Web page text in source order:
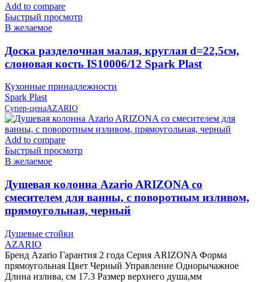
Add to compare
Быстрый просмотр
В желаемое
Доска разделочная малая, круглая d=22,5см,
слоновая кость IS10006/12 Spark Plast
Кухонные принадлежности
Spark Plast
Супер-ценаAZARIO
Add to compare
Быстрый просмотр
В желаемое
Душевая колонна Azario ARIZONA со
смесителем для ванны, с поворотным изливом,
прямоугольная, черный
Душевые стойки
AZARIO
Бренд Azario Гарантия 2 года Серия ARIZONA Форма
прямоугольная Цвет Черный Управление Однорычажное
Длина излива, см 17.3 Размер верхнего душа,мм